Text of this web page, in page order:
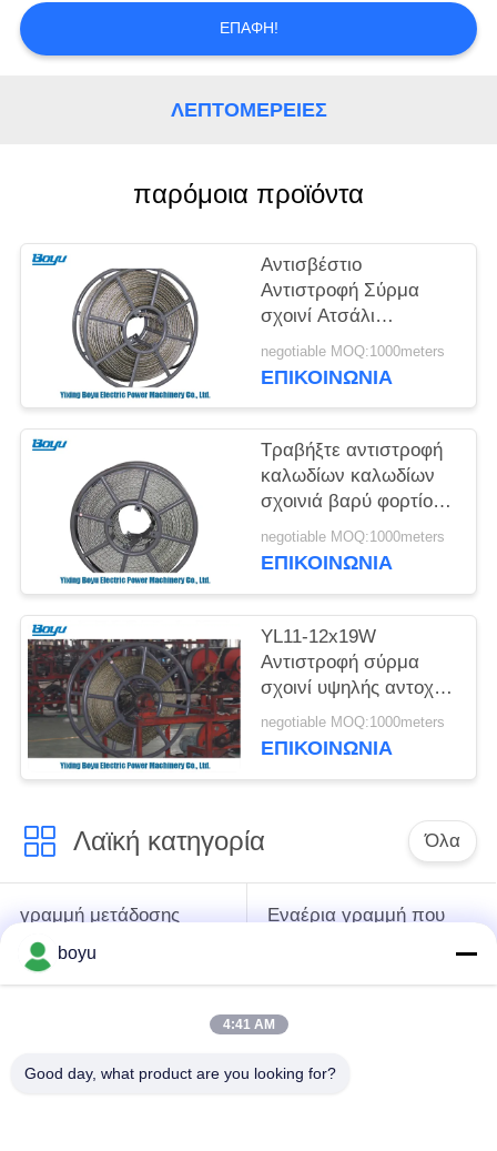
ΈΝΑ
ΑΠΌΣΠΑΣΜΑ
PRIVACY
POLICY
ΕΠΑΦΉ!
ΛΕΠΤΟΜΈΡΕΙΕΣ
παρόμοια προϊόντα
Αντισβέστιο
Αντιστροφή Σύρμα
σχοινί Ατσάλι
Αδιάβροχο
negotiable MOQ:1000meters
ΕΠΙΚΟΙΝΩΝΊΑ
Τραβήξτε αντιστροφή
καλωδίων καλωδίων
σχοινιά βαρύ φορτίο
πλεγμένο χάλυβα
καλωδίων
negotiable MOQ:1000meters
ΕΠΙΚΟΙΝΩΝΊΑ
YL11-12x19W
Αντιστροφή σύρμα
σχοινί υψηλής αντοχής
χάλυβα πλεγμένο
negotiable MOQ:1000meters
ΕΠΙΚΟΙΝΩΝΊΑ
Λαϊκή κατηγορία Όλα
γραμμή μετάδοσης
που δένει με σπάγγο
τον εξοπλισμό
Εναέρια γραμμή που
εξοπλισμό
συστροφής
boyu
4:41 AM
Good day, what product are you looking for?